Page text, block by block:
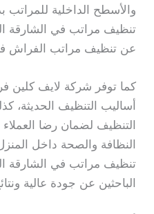
والأسطح الداخلية للمراتب
تنظيف مراتب في الشارقة
عن تنظيف مراتب الفراش
كما توفر شركة لايف كلين
أساليب التنظيف الحديثة،
التنظيف لضمان رضا
النظافة والصحة داخل
تنظيف مراتب في الشارقة
الباحثين عن جودة عالية